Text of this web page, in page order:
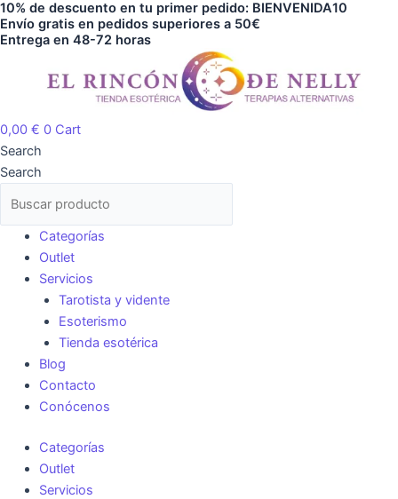
Ir
al
contenido
10% de descuento en tu primer pedido: BIENVENIDA10
Envío gratis en pedidos superiores a 50€
Entrega en 48-72 horas
0,00 € 0 Cart
Search
Search
Categorías
Outlet
Servicios
Tarotista y vidente
Esoterismo
Tienda esotérica
Blog
Contacto
Conócenos
Categorías
Outlet
Servicios